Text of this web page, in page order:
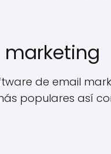
de email
populares así